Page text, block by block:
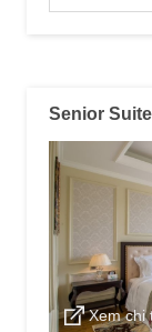
Senior Suite
Xem chi